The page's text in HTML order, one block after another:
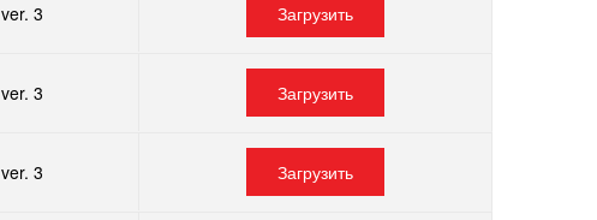
ver. 3 Загрузить
ver. 3 Загрузить
ver. 3 Загрузить